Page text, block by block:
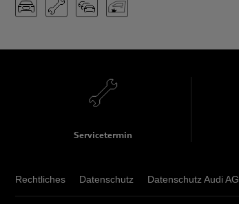
Servicetermin
Rechtliches Datenschutz Datenschutz Audi AG